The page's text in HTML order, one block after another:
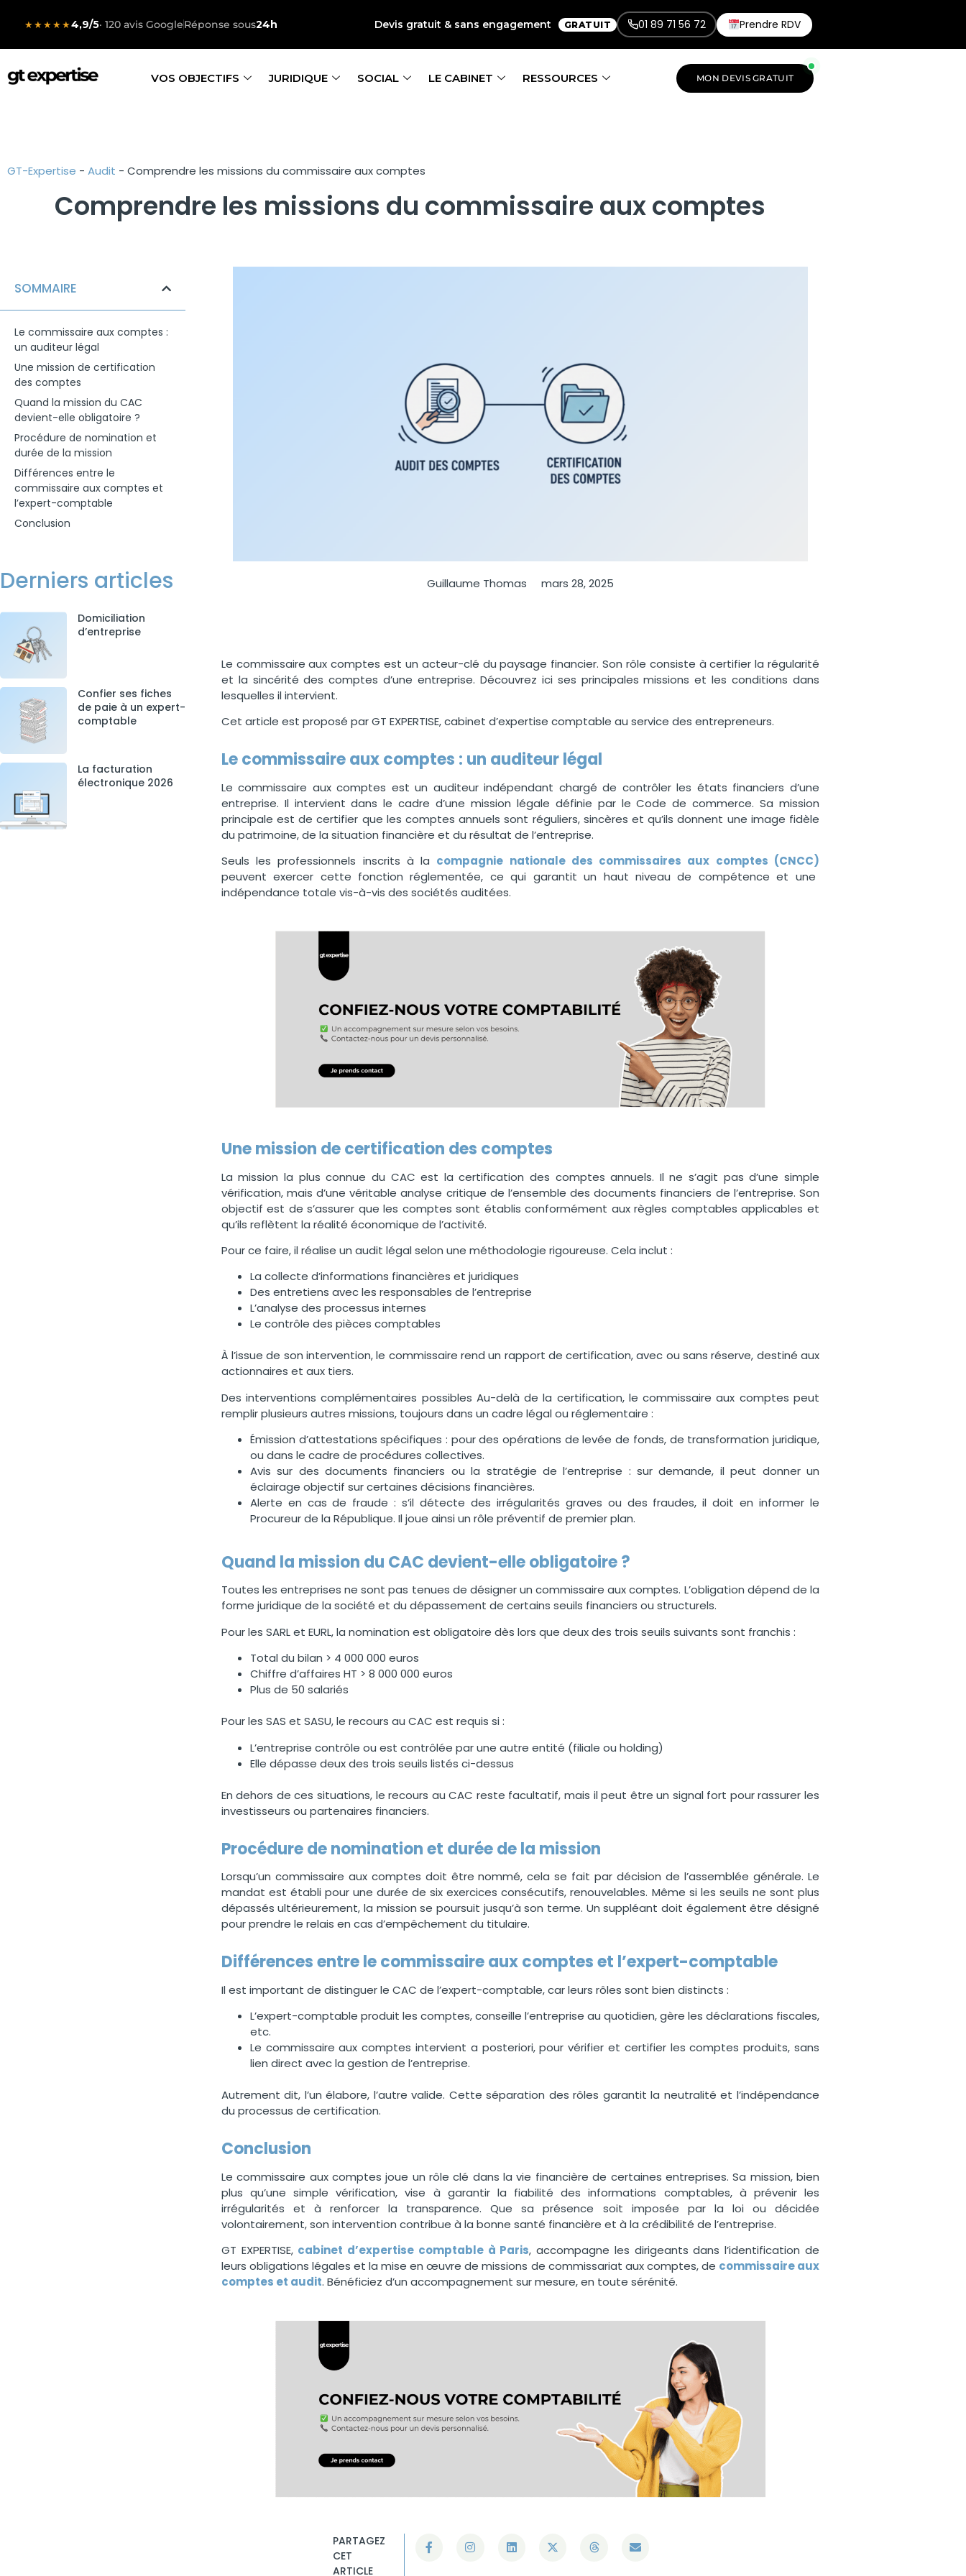
★★★★★4,9/5· 120 avis GoogleRéponse sous24h Devis gratuit & sans engagement GRATUIT 01 89 71 56 72 Prendre RDV
VOS OBJECTIFS JURIDIQUE SOCIAL LE CABINET RESSOURCES MON DEVIS GRATUIT
GT-Expertise - Audit - Comprendre les missions du commissaire aux comptes
Comprendre les missions du commissaire aux comptes
SOMMAIRE
Le commissaire aux comptes :
un auditeur légal
Une mission de certification
des comptes
Quand la mission du CAC
devient-elle obligatoire ?
Procédure de nomination et
durée de la mission
Différences entre le
commissaire aux comptes et
l’expert-comptable
Conclusion
Derniers articles
Domiciliation
d’entreprise
Confier ses fiches
de paie à un expert-
comptable
La facturation
électronique 2026
Guillaume Thomas mars 28, 2025
Le commissaire aux comptes est un acteur-clé du paysage financier. Son rôle consiste à certifier la régularité
et la sincérité des comptes d’une entreprise. Découvrez ici ses principales missions et les conditions dans
lesquelles il intervient.
Cet article est proposé par GT EXPERTISE, cabinet d’expertise comptable au service des entrepreneurs.
Le commissaire aux comptes : un auditeur légal
Le commissaire aux comptes est un auditeur indépendant chargé de contrôler les états financiers d’une
entreprise. Il intervient dans le cadre d’une mission légale définie par le Code de commerce. Sa mission
principale est de certifier que les comptes annuels sont réguliers, sincères et qu’ils donnent une image fidèle
du patrimoine, de la situation financière et du résultat de l’entreprise.
Seuls les professionnels inscrits à la compagnie nationale des commissaires aux comptes (CNCC)
peuvent exercer cette fonction réglementée, ce qui garantit un haut niveau de compétence et une
indépendance totale vis-à-vis des sociétés auditées.
Une mission de certification des comptes
La mission la plus connue du CAC est la certification des comptes annuels. Il ne s’agit pas d’une simple
vérification, mais d’une véritable analyse critique de l’ensemble des documents financiers de l’entreprise. Son
objectif est de s’assurer que les comptes sont établis conformément aux règles comptables applicables et
qu’ils reflètent la réalité économique de l’activité.
Pour ce faire, il réalise un audit légal selon une méthodologie rigoureuse. Cela inclut :
La collecte d’informations financières et juridiques
Des entretiens avec les responsables de l’entreprise
L’analyse des processus internes
Le contrôle des pièces comptables
À l’issue de son intervention, le commissaire rend un rapport de certification, avec ou sans réserve, destiné aux
actionnaires et aux tiers.
Des interventions complémentaires possibles Au-delà de la certification, le commissaire aux comptes peut
remplir plusieurs autres missions, toujours dans un cadre légal ou réglementaire :
Émission d’attestations spécifiques : pour des opérations de levée de fonds, de transformation juridique,
ou dans le cadre de procédures collectives.
Avis sur des documents financiers ou la stratégie de l’entreprise : sur demande, il peut donner un
éclairage objectif sur certaines décisions financières.
Alerte en cas de fraude : s’il détecte des irrégularités graves ou des fraudes, il doit en informer le
Procureur de la République. Il joue ainsi un rôle préventif de premier plan.
Quand la mission du CAC devient-elle obligatoire ?
Toutes les entreprises ne sont pas tenues de désigner un commissaire aux comptes. L’obligation dépend de la
forme juridique de la société et du dépassement de certains seuils financiers ou structurels.
Pour les SARL et EURL, la nomination est obligatoire dès lors que deux des trois seuils suivants sont franchis :
Total du bilan > 4 000 000 euros
Chiffre d’affaires HT > 8 000 000 euros
Plus de 50 salariés
Pour les SAS et SASU, le recours au CAC est requis si :
L’entreprise contrôle ou est contrôlée par une autre entité (filiale ou holding)
Elle dépasse deux des trois seuils listés ci-dessus
En dehors de ces situations, le recours au CAC reste facultatif, mais il peut être un signal fort pour rassurer les
investisseurs ou partenaires financiers.
Procédure de nomination et durée de la mission
Lorsqu’un commissaire aux comptes doit être nommé, cela se fait par décision de l’assemblée générale. Le
mandat est établi pour une durée de six exercices consécutifs, renouvelables. Même si les seuils ne sont plus
dépassés ultérieurement, la mission se poursuit jusqu’à son terme. Un suppléant doit également être désigné
pour prendre le relais en cas d’empêchement du titulaire.
Différences entre le commissaire aux comptes et l’expert-comptable
Il est important de distinguer le CAC de l’expert-comptable, car leurs rôles sont bien distincts :
L’expert-comptable produit les comptes, conseille l’entreprise au quotidien, gère les déclarations fiscales,
etc.
Le commissaire aux comptes intervient a posteriori, pour vérifier et certifier les comptes produits, sans
lien direct avec la gestion de l’entreprise.
Autrement dit, l’un élabore, l’autre valide. Cette séparation des rôles garantit la neutralité et l’indépendance
du processus de certification.
Conclusion
Le commissaire aux comptes joue un rôle clé dans la vie financière de certaines entreprises. Sa mission, bien
plus qu’une simple vérification, vise à garantir la fiabilité des informations comptables, à prévenir les
irrégularités et à renforcer la transparence. Que sa présence soit imposée par la loi ou décidée
volontairement, son intervention contribue à la bonne santé financière et à la crédibilité de l’entreprise.
GT EXPERTISE, cabinet d’expertise comptable à Paris, accompagne les dirigeants dans l’identification de
leurs obligations légales et la mise en œuvre de missions de commissariat aux comptes, de commissaire aux
comptes et audit. Bénéficiez d’un accompagnement sur mesure, en toute sérénité.
PARTAGEZ
CET
ARTICLE